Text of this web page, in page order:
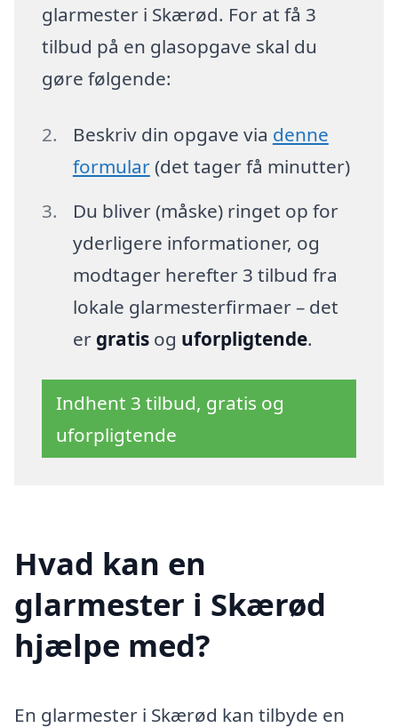
glarmester i Skærød. For at få 3
tilbud på en glasopgave skal du
gøre følgende:
Beskriv din opgave via denne
formular(det tager få minutter)
Du bliver (måske) ringet op for
yderligere informationer, og
modtager herefter 3 tilbud fra
lokale glarmesterfirmaer – det
er gratisog uforpligtende.
Indhent 3 tilbud, gratis og
uforpligtende
Hvad kan en
glarmester i Skærød
hjælpe med?
En glarmester i Skærød kan tilbyde en